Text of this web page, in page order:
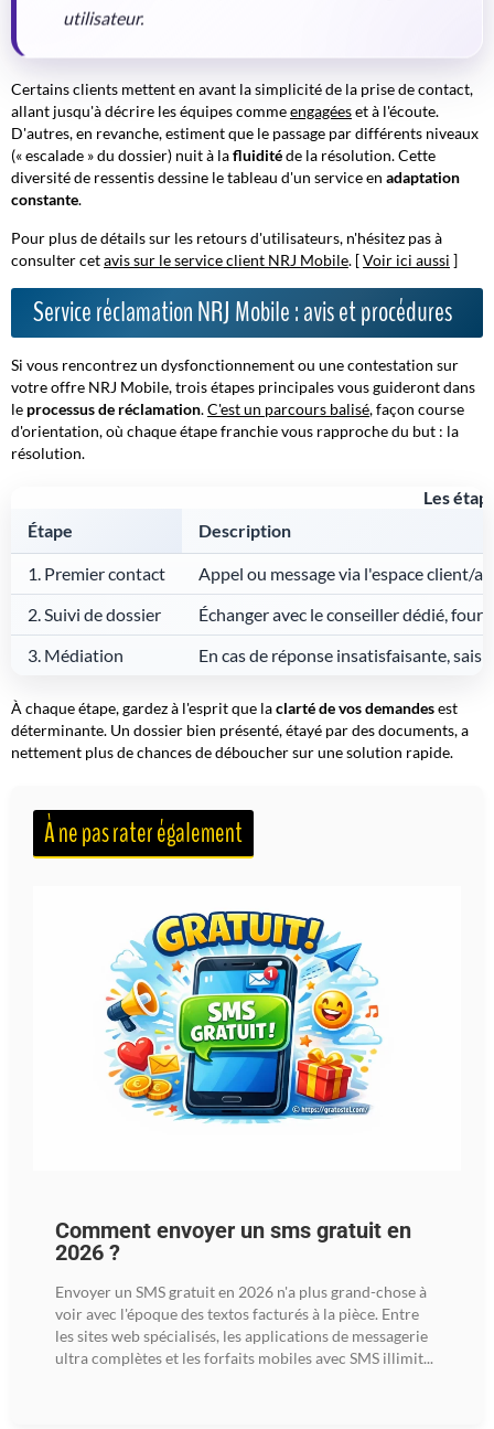
utilisateur.
Certains clients mettent en avant la simplicité de la prise de contact,
allant jusqu'à décrire les équipes commeengagéeset à l'écoute.
D'autres, en revanche, estiment que le passage par différents niveaux
(« escalade » du dossier) nuit à lafluiditéde la résolution. Cette
diversité de ressentis dessine le tableau d'un service en adaptation
constante.
Pour plus de détails sur les retours d'utilisateurs, n'hésitez pas à
consulter cetavis sur le service client NRJ Mobile. [Voir ici aussi ]
Service réclamation NRJ Mobile : avis et procédures
Si vous rencontrez un dysfonctionnement ou une contestation sur
votre offre NRJ Mobile, trois étapes principales vous guideront dans
le processus de réclamation.C'est un parcours balisé, façon course
d'orientation, où chaque étape franchie vous rapproche du but : la
résolution.
Les
Étape
Description
1. Premier contact
Appel ou message via l'espace client/
2. Suivi de dossier
Échanger avec le conseiller dédié,
3. Médiation
En cas de réponse insatisfaisante,
À chaque étape, gardez à l'esprit que laclarté de vos demandesest
déterminante. Un dossier bien présenté, étayé par des documents, a
nettement plus de chances de déboucher sur une solution rapide.
À ne pas rater également
Comment envoyer un sms gratuit en
2026 ?
Envoyer un SMS gratuit en 2026 n'a plus grand-chose à
voir avec l'époque des textos facturés à la pièce. Entre
les sites web spécialisés, les applications de messagerie
ultra complètes et les forfaits mobiles avec SMS illimit...